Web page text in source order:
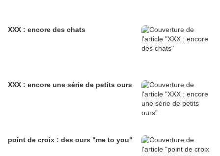
XXX : encore des chats
XXX : encore une série de petits ours
point de croix : des ours "me to you"